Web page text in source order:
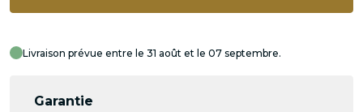
Livraison prévue entre le 31 août et le 07 septembre.
Garantie